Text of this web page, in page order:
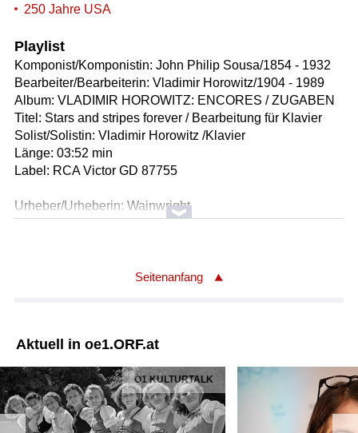
250 Jahre USA
Playlist
Komponist/Komponistin: John Philip Sousa/1854 - 1932
Bearbeiter/Bearbeiterin: Vladimir Horowitz/1904 - 1989
Album: VLADIMIR HOROWITZ: ENCORES / ZUGABEN
Titel: Stars and stripes forever / Bearbeitung für Klavier
Solist/Solistin: Vladimir Horowitz /Klavier
Länge: 03:52 min
Label: RCA Victor GD 87755
Urheber/Urheberin: Wainwright
Album: The two sides of Arista
Textdichter/Textdichterin, Textquelle: Irving Berlin
Album: The Best of Kate Smith
Titel: God Bless America
Ausführender/Ausführende: Kate Smith, Gesang mit Chor
und Orchesterbegleitung
Seitenanfang
Aktuell in oe1.ORF.at
Ö1 KULTURTALK